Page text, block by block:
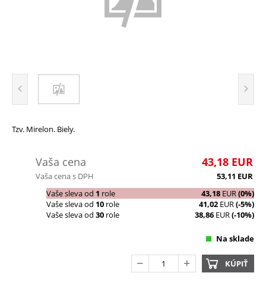
Tzv. Mirelon. Biely.
Vaša cena 43,18 EUR
Vaša cena s DPH 53,11 EUR
Vaše sleva od 1 role 43,18 EUR(0%)
Vaše sleva od 10 role 41,02 EUR(-5%)
Vaše sleva od 30 role 38,86 EUR(-10%)
Na sklade
KÚPIŤ